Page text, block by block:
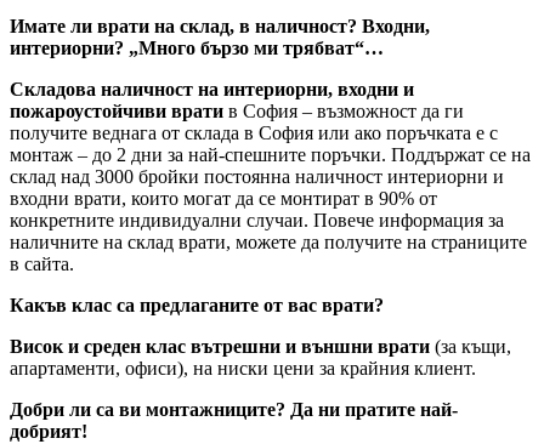
Имате ли врати на склад, в наличност? Входни,
интериорни? „Много бързо ми трябват“…
Складова наличност на интериорни, входни и
пожароустойчиви врати в София – възможност да ги
получите веднага от склада в София или ако поръчката е с
монтаж – до 2 дни за най-спешните поръчки. Поддържат се на
склад над 3000 бройки постоянна наличност интериорни и
входни врати, които могат да се монтират в 90% от
конкретните индивидуални случаи. Повече информация за
наличните на склад врати, можете да получите на страниците
в сайта.
Какъв клас са предлаганите от вас врати?
Висок и среден клас вътрешни и външни врати (за къщи,
апартаменти, офиси), на ниски цени за крайния клиент.
Добри ли са ви монтажниците? Да ни пратите най-
добрият!